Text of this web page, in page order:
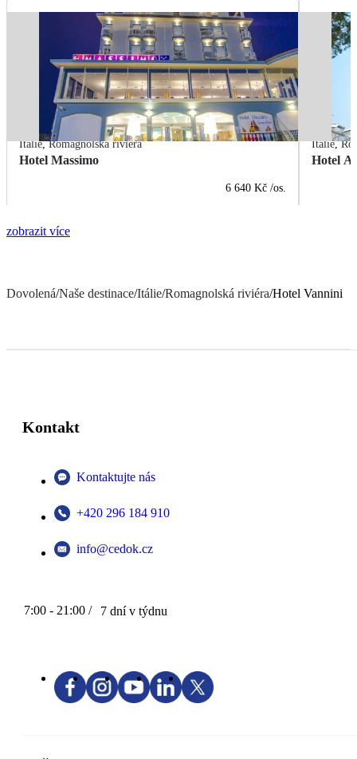
Itálie,Romagnolská riviéra
Hotel Massimo
6 640 Kč /os.
Itálie,
Hotel
zobrazit více
Dovolená/Naše destinace/Itálie/Romagnolská riviéra/Hotel Vannini
Kontakt
Kontaktujte nás
+420 296 184 910
info@cedok.cz
7:00 - 21:00 / 7 dní v týdnu